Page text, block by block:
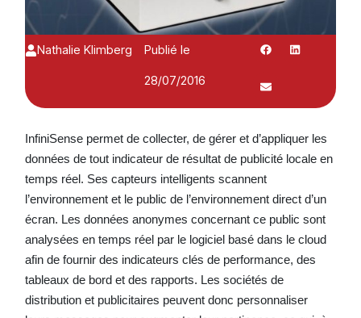
Nathalie Klimberg
Publié le
28/07/2016
InfiniSense permet de collecter, de gérer et d’appliquer les
données de tout indicateur de résultat de publicité locale en
temps réel. Ses capteurs intelligents scannent
l’environnement et le public de l’environnement direct d’un
écran. Les données anonymes concernant ce public sont
analysées en temps réel par le logiciel basé dans le cloud
afin de fournir des indicateurs clés de performance, des
tableaux de bord et des rapports. Les sociétés de
distribution et publicitaires peuvent donc personnaliser